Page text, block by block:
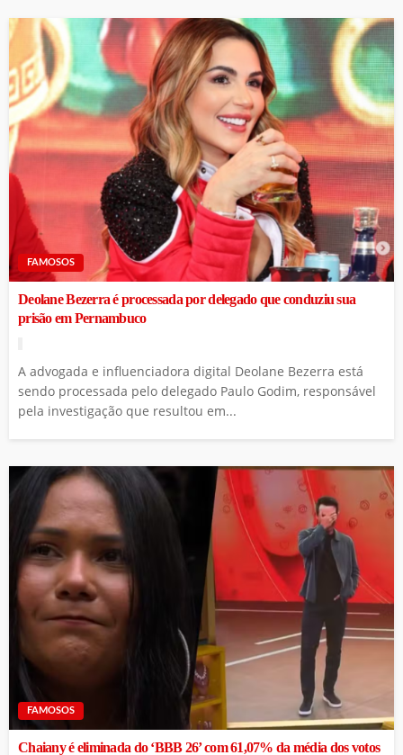
FAMOSOS
Deolane Bezerra é processada por delegado que conduziu sua
prisão em Pernambuco
A advogada e influenciadora digital Deolane Bezerra está
sendo processada pelo delegado Paulo Godim, responsável
pela investigação que resultou em...
FAMOSOS
Chaiany é eliminada do ‘BBB 26’ com 61,07% da média dos votos